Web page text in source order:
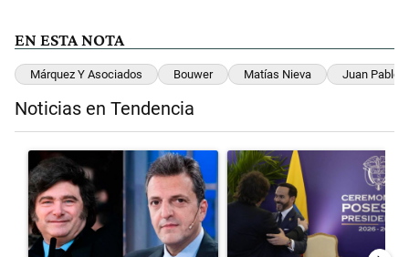
EN ESTA NOTA
Márquez Y Asociados Bouwer Matías Nieva Juan Pablo
Noticias en Tendencia
Un artículo de tendencia con el título "Los gobernadores marcan
Un artículo de tendencia con el